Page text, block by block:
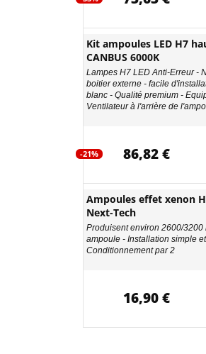
Kit ampoules LED H7
CANBUS 6000K
Lampes H7 LED Anti-Erreur -
boitier externe - facile
blanc - Qualité premium -
Ventilateur à l'arrière de
-21% 86,82 €
Ampoules effet xenon
Next-Tech
Produisent environ 2600/3200
ampoule - Installation simple
Conditionnement par 2
16,90 €